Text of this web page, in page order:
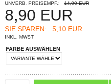
UNVERB. PREISEMPF.: 14,00 EUR
8,90 EUR
SIE SPAREN: 5,10 EUR
INKL. MWST
FARBE AUSWÄHLEN